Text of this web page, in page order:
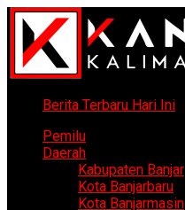
Berita Terbaru Hari Ini
Pemilu
Daerah
Kabupaten Banjar
Kota Banjarbaru
Kota Banjarmasin